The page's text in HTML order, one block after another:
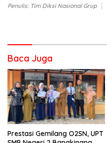
Penulis: Tim Diksi Nasional Grup
Baca Juga
Prestasi Gemilang O2SN, UPT